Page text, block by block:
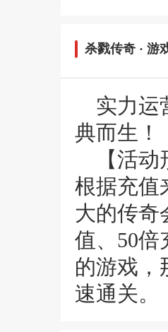
杀戮传奇 · 游
实力运
典而生！
【活
根据充值
大的传奇
值、50倍
的游戏，
速通关。